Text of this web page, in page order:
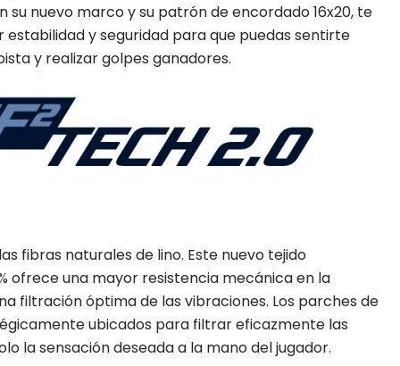
su nuevo marco y su patrón de encordado 16x20, te
y seguridad para que puedas sentirte
y realizar golpes ganadores.
fibras naturales de lino. Este nuevo tejido
ofrece una mayor resistencia mecánica en la
filtración óptima de las vibraciones. Los parches de
ubicados para filtrar eficazmente las
la sensación deseada a la mano del jugador.